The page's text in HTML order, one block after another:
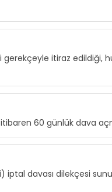
itiraz edildiği,
60 günlük dava
davası dilekçesi